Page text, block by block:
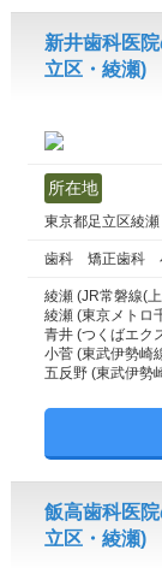
新井歯科医
立区・綾瀬)
所在地
東京都足立区綾
歯科 矯正歯科
綾瀬 (JR常磐線(
綾瀬 (東京メトロ
青井 (つくばエク
小菅 (東武伊勢崎
五反野 (東武伊勢
飯高歯科医
立区・綾瀬)